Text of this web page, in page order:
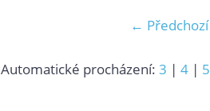
← Předchozí
Automatické procházení: 3 | 4 | 5